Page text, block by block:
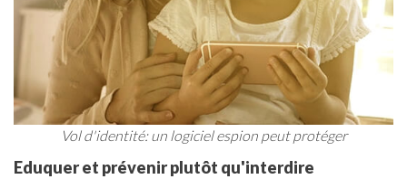
Vol d'identité: un logiciel espion peut protéger
Eduquer et prévenir plutôt qu'interdire